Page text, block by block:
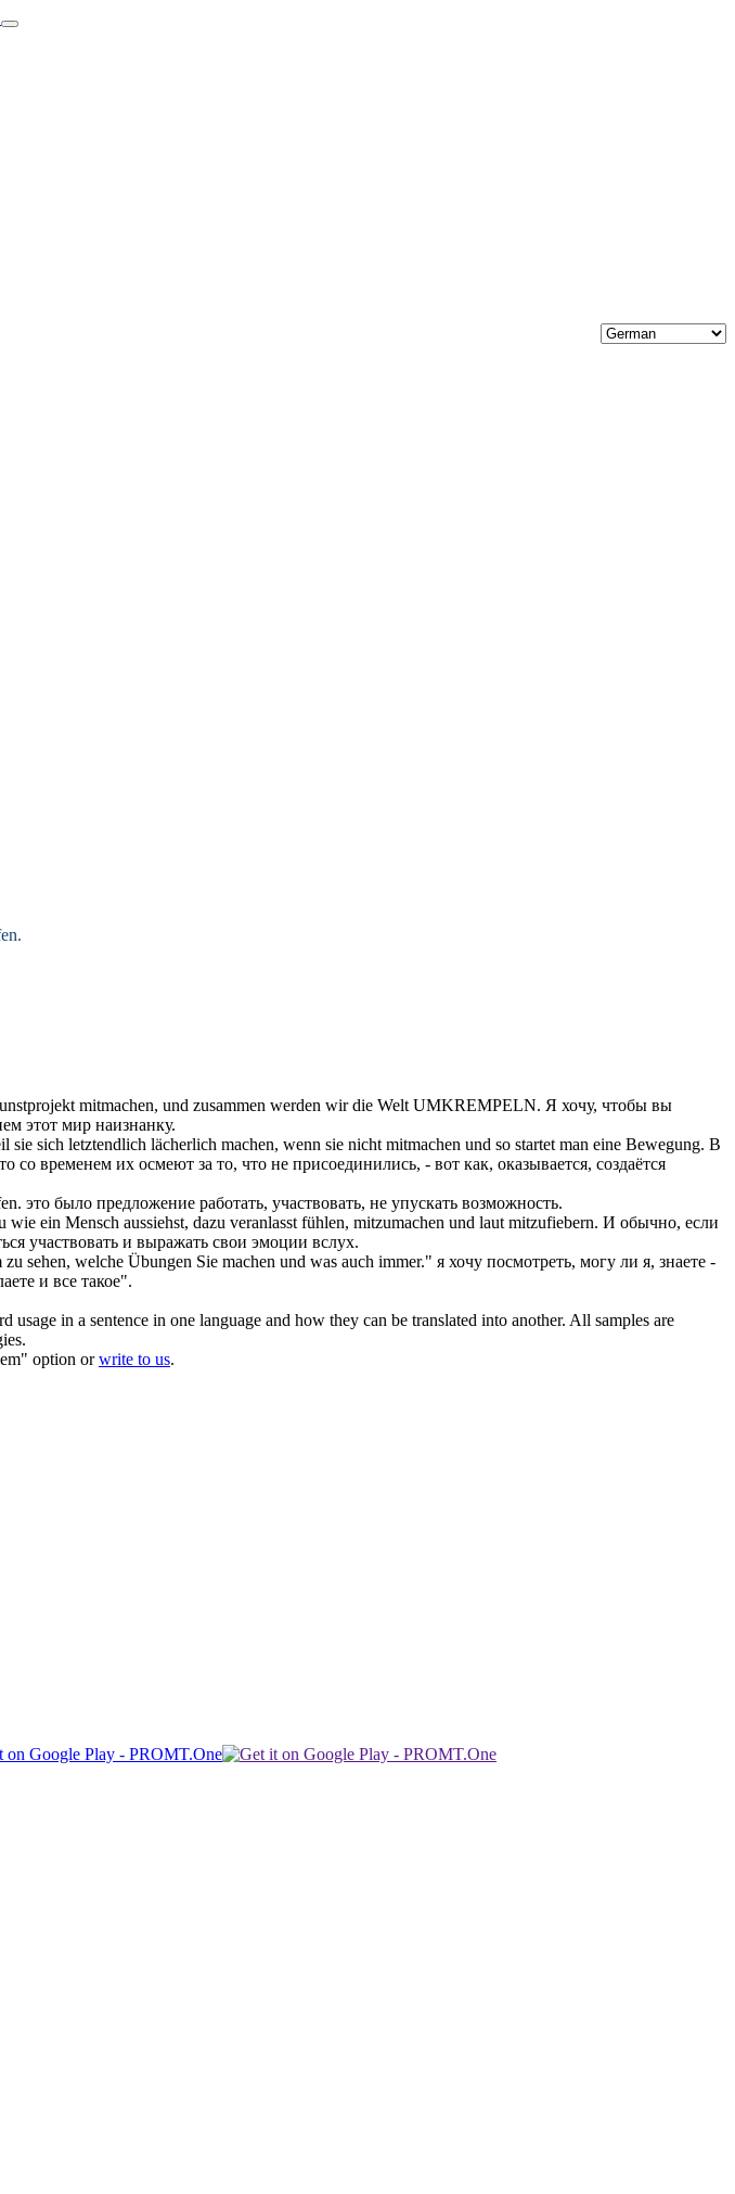
mitmachen, und zusammen werden wir die Welt UMKREMPELN. Я хочу, чтобы вы
этот мир наизнанку.
sie sich letztendlich lächerlich machen, wenn sie nicht mitmachen und so startet man eine Bewegung. В
временем их осмеют за то, что не присоединились, - вот как, оказывается, создаётся
это было предложение работать, участвовать, не упускать возможность.
ein Mensch aussiehst, dazu veranlasst fühlen, mitzumachen und laut mitzufiebern. И обычно, если
участвовать и выражать свои эмоции вслух.
zu sehen, welche Übungen Sie machen und was auch immer." я хочу посмотреть, могу ли я, знаете -
и все такое".
in a sentence in one language and how they can be translated into another. All samples are
option orwrite to us.